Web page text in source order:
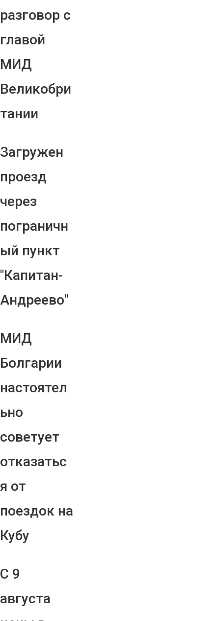
разговор с
главой
МИД
Великобри
тании
Загружен
проезд
через
пограничн
ый пункт
"Капитан-
Андреево"
МИД
Болгарии
настоятел
ьно
советует
отказатьс
я от
поездок на
Кубу
С 9
августа